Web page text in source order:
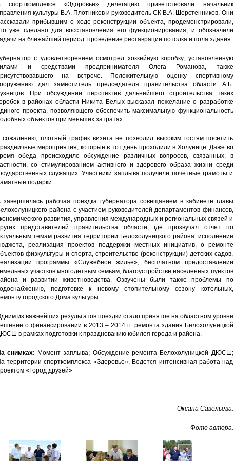
спорткомплексе «Здоровье» делегацию приветствовали начальник
культуры В.А. Плотников и руководитель СК В.А. Шерстенников. Они
прибывшим о ходе реконструкции объекта, продемонстрировали,
уже сделано для восстановления его функционирования, и обозначили
на ближайший период: проведение реставрации потолка и пола здания.
с удовлетворением осмотрел хоккейную коробку, установленную
и средствами предпринимателя Олега Романова, также
на встрече. Положительную оценку спортивному
дал заместитель председателя правительства области А.Б.
При обсуждении перспектив дальнейшего строительства таких
в районах области Никита Белых высказал пожелание о разработке
проекта, позволяющего обеспечить максимальную функциональность
объектов при меньших затратах.
сожалению, плотный график визита не позволил высоким гостям посетить
мероприятия, которые в тот день проходили в Холунице. Даже во
обеда происходило обсуждение различных вопросов, связанных, в
со стимулированием активного и здорового образа жизни среди
служащих. Участники заплыва получили почетные грамоты и
подарки.
завершилась рабочая поездка губернатора совещанием в кабинете главы
района с участием руководителей департаментов финансов,
развития, управления международных и региональных связей и
представителей правительства области, где прозвучал отчет по
темам развития территории Белохолуницкого района: исполнение
реализация проектов поддержки местных инициатив, о ремонте
физкультуры и спорта, строительстве (реконструкции) детских садов,
программы «Служебное жильё», бесплатном предоставлении
участков многодетным семьям, благоустройстве населенных пунктов
и развитии животноводства. Озвучены были также проблемы по
подготовке к новому отопительному сезону котельных,
городского Дома культуры.
из важнейших результатов поездки стало принятое на областном уровне
о финансировании в 2013 – 2014 гг. ремонта здания Белохолуницкой
в рамках подготовки к празднованию юбилея города и района.
снимках: Момент заплыва; Обсуждение ремонта Белохолуницкой ДЮСШ;
территории спорткомплекса «Здоровье», Ведется интенсивная работа над
«Город друзей»
Оксана Савельева.
Фото автора.